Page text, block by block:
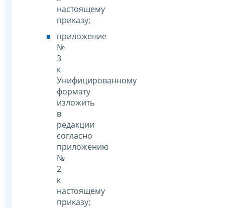
настоящему
приказу;
приложение
№
3
к
Унифицированному
формату
изложить
в
редакции
согласно
приложению
№
2
к
настоящему
приказу;